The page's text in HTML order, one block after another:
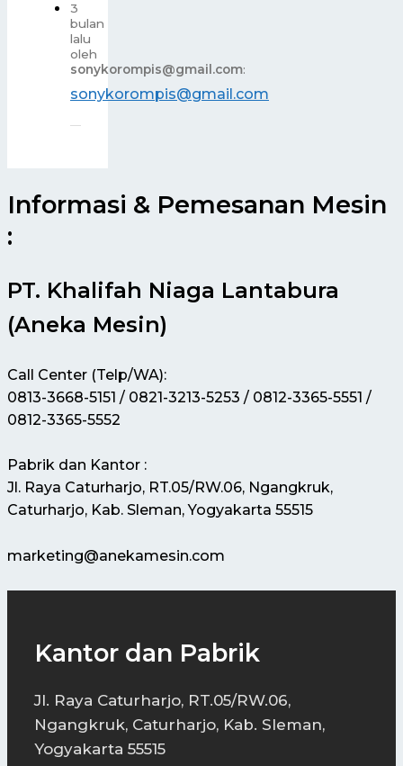
3
bulan
lalu
oleh
sonykorompis@gmail.com:
sonykorompis@gmail.com
Informasi & Pemesanan Mesin
:
PT. Khalifah Niaga Lantabura
(Aneka Mesin)
Call Center (Telp/WA):
0813-3668-5151 / 0821-3213-5253 / 0812-3365-5551 /
0812-3365-5552
Pabrik dan Kantor :
Jl. Raya Caturharjo, RT.05/RW.06, Ngangkruk,
Caturharjo, Kab. Sleman, Yogyakarta 55515
marketing@anekamesin.com
Kantor dan Pabrik
Jl. Raya Caturharjo, RT.05/RW.06,
Ngangkruk, Caturharjo, Kab. Sleman,
Yogyakarta 55515